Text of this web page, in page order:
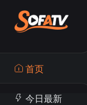
首页
今日最新